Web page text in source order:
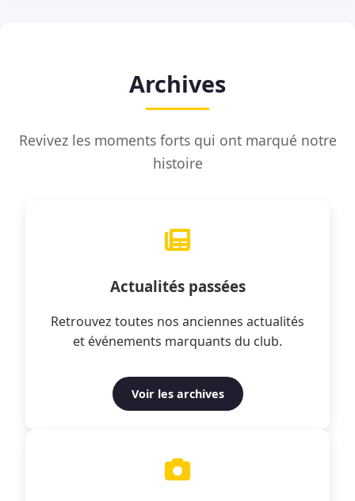
Archives
Revivez les moments forts qui ont marqué notre
histoire
Actualités passées
Retrouvez toutes nos anciennes actualités
et événements marquants du club.
Voir les archives